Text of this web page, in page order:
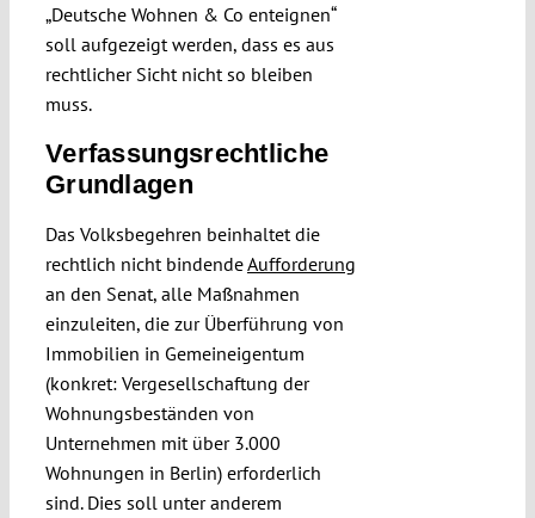
„Deutsche Wohnen & Co enteignen“
soll aufgezeigt werden, dass es aus
rechtlicher Sicht nicht so bleiben
muss.
Verfassungsrechtliche
Grundlagen
Das Volksbegehren beinhaltet die
rechtlich nicht bindendeAufforderung
an den Senat, alle Maßnahmen
einzuleiten, die zur Überführung von
Immobilien in Gemeineigentum
(konkret: Vergesellschaftung der
Wohnungsbeständen von
Unternehmen mit über 3.000
Wohnungen in Berlin) erforderlich
sind. Dies soll unter anderem